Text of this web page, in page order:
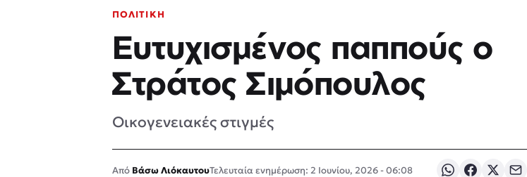
ΠΟΛΙΤΙΚΗ
Ευτυχισμένος παππούς ο
Στράτος Σιμόπουλος
Οικογενειακές στιγμές
Βάσω ΛιόκαυτουΤελευταία ενημέρωση: 2 Ιουνίου, 2026 - 06:08